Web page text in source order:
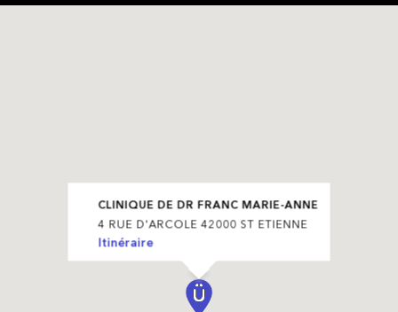
CLINIQUE DE DR FRANC MARIE-ANNE
4 RUE D'ARCOLE 42000 ST ETIENNE
Itinéraire